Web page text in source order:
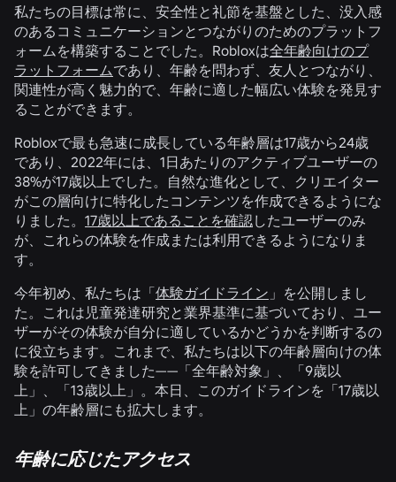
私たちの目標は常に、安全性と礼節を基盤とした、没入感
のあるコミュニケーションとつながりのためのプラットフ
ォームを構築することでした。Robloxは全年齢向けのプ
ラットフォームであり、年齢を問わず、友人とつながり、
関連性が高く魅力的で、年齢に適した幅広い体験を発見す
ることができます。
Robloxで最も急速に成長している年齢層は17歳から24歳
であり、2022年には、1日あたりのアクティブユーザーの
38%が17歳以上でした。自然な進化として、クリエイター
がこの層向けに特化したコンテンツを作成できるようにな
りました。 17歳以上であることを確認したユーザーのみ
が、これらの体験を作成または利用できるようになりま
す。
今年初め、私たちは「体験ガイドライン 」を公開しまし
た。これは児童発達研究と業界基準に基づいており、ユー
ザーがその体験が自分に適しているかどうかを判断するの
に役立ちます。これまで、私たちは以下の年齢層向けの体
験を許可してきました——「全年齢対象」、「9歳以
上」、「13歳以上」。本日、このガイドラインを「17歳以
上」の年齢層にも拡大します。
年齢に応じたアクセス